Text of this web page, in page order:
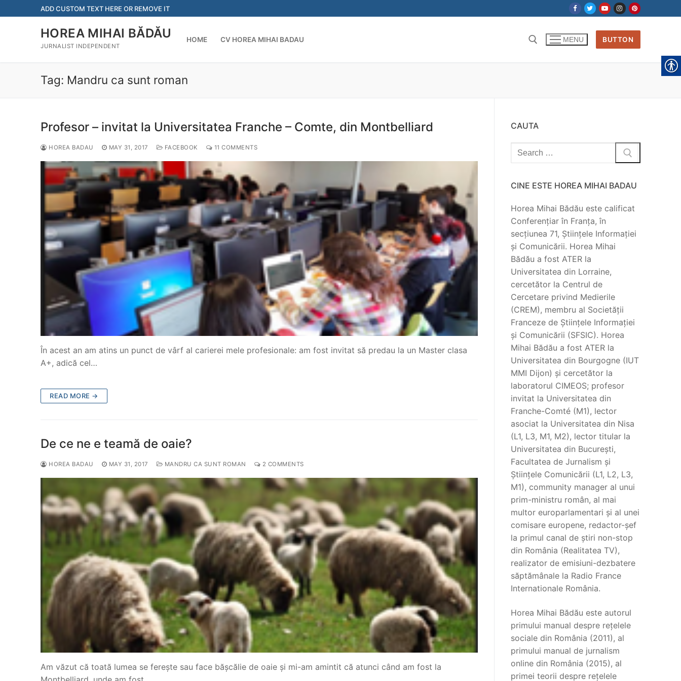
to
ADD CUSTOM TEXT HERE OR REMOVE IT
HOREA MIHAI BĂDĂU
JURNALIST INDEPENDENT
HOME CV HOREA MIHAI BADAU MENU BUTTON
Tag: Mandru ca sunt roman
Profesor – invitat la Universitatea Franche – Comte, din Montbelliard
HOREA BADAU MAY 31, 2017 FACEBOOK 11 COMMENTS
În acest an am atins un punct de vârf al carierei mele profesionale: am fost invitat să predau la un Master clasa
A+, adică cel…
READ MORE →
De ce ne e teamă de oaie?
HOREA BADAU MAY 31, 2017 MANDRU CA SUNT ROMAN 2 COMMENTS
Am văzut că toată lumea se ferește sau face bășcălie de oaie și mi-am amintit că atunci când am fost la
CAUTA
Search
for:
CINE ESTE HOREA MIHAI BADAU
Horea Mihai Bădău este calificat
Conferențiar în Franța, în
secțiunea 71, Științele Informației
și Comunicării. Horea Mihai
Bădău a fost ATER la
Universitatea din Lorraine,
cercetător la Centrul de
Cercetare privind Medierile
(CREM), membru al Societății
Franceze de Științele Informației
și Comunicării (SFSIC). Horea
Mihai Bădău a fost ATER la
Universitatea din Bourgogne (IUT
MMI Dijon) și cercetător la
laboratorul CIMEOS; profesor
invitat la Universitatea din
Franche-Comté (M1), lector
asociat la Universitatea din Nisa
(L1, L3, M1, M2), lector titular la
Universitatea din București,
Facultatea de Jurnalism și
Științele Comunicării (L1, L2, L3,
M1), community manager al unui
prim-ministru român, al mai
multor europarlamentari și al unei
comisare europene, redactor-șef
la primul canal de știri non-stop
din România (Realitatea TV),
realizator de emisiuni-dezbatere
săptămânale la Radio France
Internationale România.
Horea Mihai Bădău este autorul
primului manual despre rețelele
sociale din România (2011), al
primului manual de jurnalism
online din România (2015), al
primei teorii despre rețelele